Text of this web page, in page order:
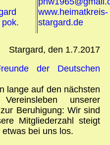
Stargard, den 1.7.2017
der Deutschen
lange auf den nächsten
unserer
Beruhigung: Wir sind
Mitgliederzahl steigt
bei uns los.